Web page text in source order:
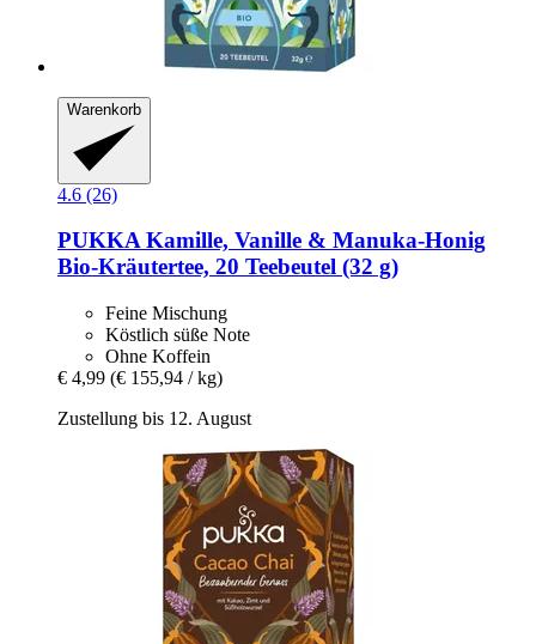
Warenkorb
4.6 (26)
PUKKAKamille, Vanille & Manuka-​Honig
Bio-​Kräutertee, 20 Teebeutel (32 g)
Feine Mischung
Köstlich süße Note
Ohne Koffein
€ 4,99 (€ 155,94 / kg)
Zustellung bis 12. August